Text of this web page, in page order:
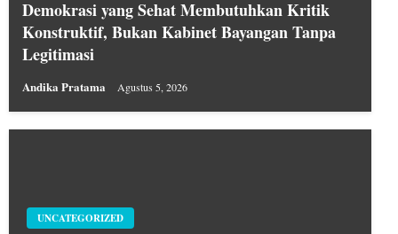
Demokrasi yang Sehat Membutuhkan Kritik
Konstruktif, Bukan Kabinet Bayangan Tanpa
Legitimasi
Andika Pratama Agustus 5, 2026
UNCATEGORIZED